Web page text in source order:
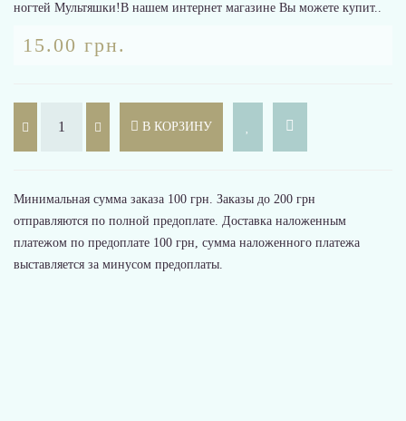
ногтей Мультяшки!В нашем интернет магазине Вы можете купит..
15.00 грн.
В КОРЗИНУ
Минимальная сумма заказа 100 грн. Заказы до 200 грн
отправляются по полной предоплате. Доставка наложенным
платежом по предоплате 100 грн, сумма наложенного платежа
выставляется за минусом предоплаты.